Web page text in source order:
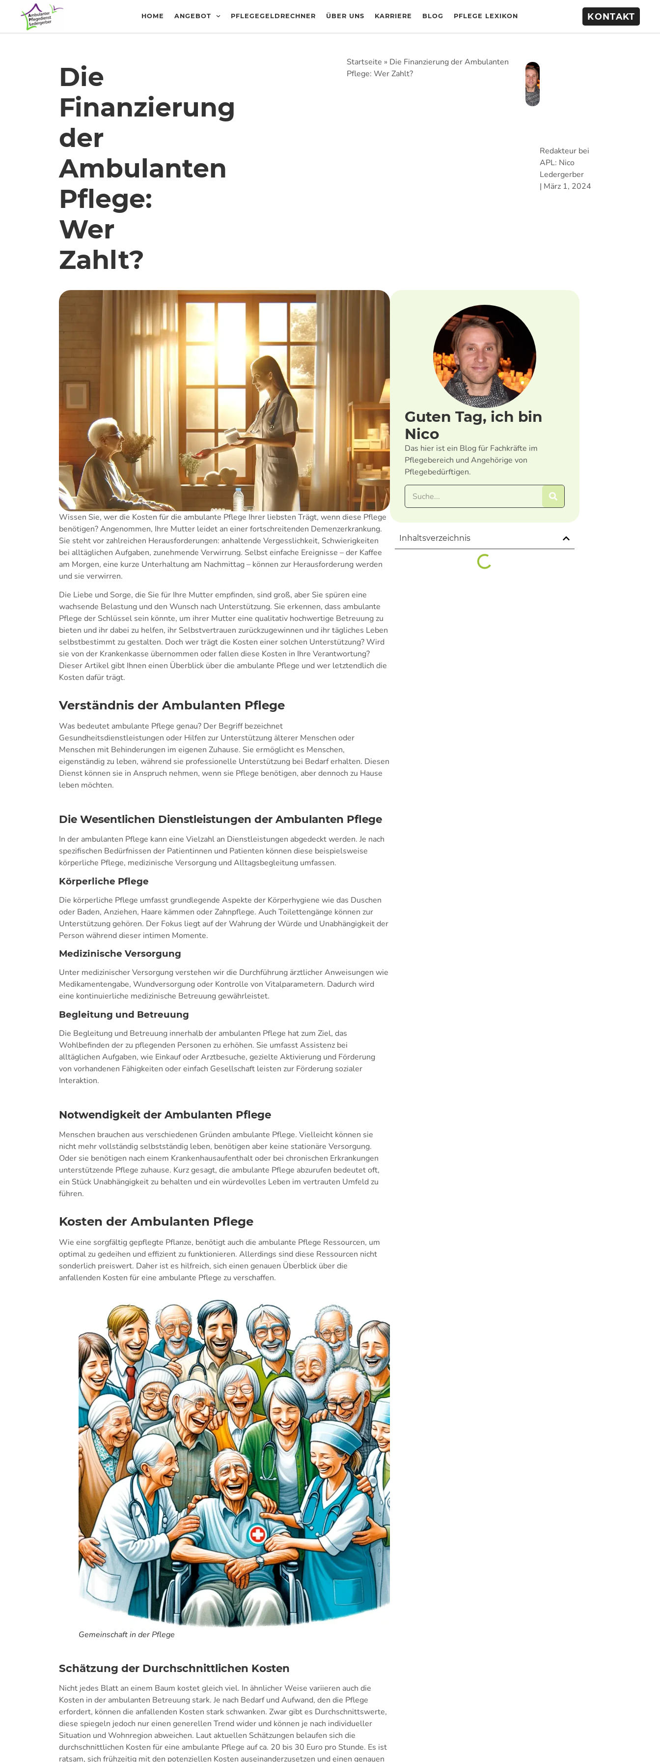
HOME ANGEBOT PFLEGEGELDRECHNER ÜBER UNS KARRIERE BLOG PFLEGE LEXIKON KONTAKT
Die
Finanzierung
der
Ambulanten
Pflege:
Wer
Zahlt?
Startseite » Die Finanzierung der Ambulanten
Pflege: Wer Zahlt?
Redakteur bei
APL: Nico
Ledergerber
| März 1, 2024
Wissen Sie, wer die Kosten für die ambulante Pflege Ihrer liebsten Trägt, wenn diese Pflege
benötigen? Angenommen, Ihre Mutter leidet an einer fortschreitenden Demenzerkrankung.
Sie steht vor zahlreichen Herausforderungen: anhaltende Vergesslichkeit, Schwierigkeiten
bei alltäglichen Aufgaben, zunehmende Verwirrung. Selbst einfache Ereignisse – der Kaffee
am Morgen, eine kurze Unterhaltung am Nachmittag – können zur Herausforderung werden
und sie verwirren.
Die Liebe und Sorge, die Sie für Ihre Mutter empfinden, sind groß, aber Sie spüren eine
wachsende Belastung und den Wunsch nach Unterstützung. Sie erkennen, dass ambulante
Pflege der Schlüssel sein könnte, um ihrer Mutter eine qualitativ hochwertige Betreuung zu
bieten und ihr dabei zu helfen, ihr Selbstvertrauen zurückzugewinnen und ihr tägliches Leben
selbstbestimmt zu gestalten. Doch wer trägt die Kosten einer solchen Unterstützung? Wird
sie von der Krankenkasse übernommen oder fallen diese Kosten in Ihre Verantwortung?
Dieser Artikel gibt Ihnen einen Überblick über die ambulante Pflege und wer letztendlich die
Kosten dafür trägt.
Verständnis der Ambulanten Pflege
Was bedeutet ambulante Pflege genau? Der Begriff bezeichnet
Gesundheitsdienstleistungen oder Hilfen zur Unterstützung älterer Menschen oder
Menschen mit Behinderungen im eigenen Zuhause. Sie ermöglicht es Menschen,
eigenständig zu leben, während sie professionelle Unterstützung bei Bedarf erhalten. Diesen
Dienst können sie in Anspruch nehmen, wenn sie Pflege benötigen, aber dennoch zu Hause
leben möchten.
Die Wesentlichen Dienstleistungen der Ambulanten Pflege
In der ambulanten Pflege kann eine Vielzahl an Dienstleistungen abgedeckt werden. Je nach
spezifischen Bedürfnissen der Patientinnen und Patienten können diese beispielsweise
körperliche Pflege, medizinische Versorgung und Alltagsbegleitung umfassen.
Körperliche Pflege
Die körperliche Pflege umfasst grundlegende Aspekte der Körperhygiene wie das Duschen
oder Baden, Anziehen, Haare kämmen oder Zahnpflege. Auch Toilettengänge können zur
Unterstützung gehören. Der Fokus liegt auf der Wahrung der Würde und Unabhängigkeit der
Person während dieser intimen Momente.
Medizinische Versorgung
Unter medizinischer Versorgung verstehen wir die Durchführung ärztlicher Anweisungen wie
Medikamentengabe, Wundversorgung oder Kontrolle von Vitalparametern. Dadurch wird
eine kontinuierliche medizinische Betreuung gewährleistet.
Begleitung und Betreuung
Die Begleitung und Betreuung innerhalb der ambulanten Pflege hat zum Ziel, das
Wohlbefinden der zu pflegenden Personen zu erhöhen. Sie umfasst Assistenz bei
alltäglichen Aufgaben, wie Einkauf oder Arztbesuche, gezielte Aktivierung und Förderung
von vorhandenen Fähigkeiten oder einfach Gesellschaft leisten zur Förderung sozialer
Interaktion.
Notwendigkeit der Ambulanten Pflege
Menschen brauchen aus verschiedenen Gründen ambulante Pflege. Vielleicht können sie
nicht mehr vollständig selbstständig leben, benötigen aber keine stationäre Versorgung.
Oder sie benötigen nach einem Krankenhausaufenthalt oder bei chronischen Erkrankungen
unterstützende Pflege zuhause. Kurz gesagt, die ambulante Pflege abzurufen bedeutet oft,
ein Stück Unabhängigkeit zu behalten und ein würdevolles Leben im vertrauten Umfeld zu
führen.
Kosten der Ambulanten Pflege
Wie eine sorgfältig gepflegte Pflanze, benötigt auch die ambulante Pflege Ressourcen, um
optimal zu gedeihen und effizient zu funktionieren. Allerdings sind diese Ressourcen nicht
sonderlich preiswert. Daher ist es hilfreich, sich einen genauen Überblick über die
anfallenden Kosten für eine ambulante Pflege zu verschaffen.
Gemeinschaft in der Pflege
Schätzung der Durchschnittlichen Kosten
Nicht jedes Blatt an einem Baum kostet gleich viel. In ähnlicher Weise variieren auch die
Kosten in der ambulanten Betreuung stark. Je nach Bedarf und Aufwand, den die Pflege
erfordert, können die anfallenden Kosten stark schwanken. Zwar gibt es Durchschnittswerte,
diese spiegeln jedoch nur einen generellen Trend wider und können je nach individueller
Situation und Wohnregion abweichen. Laut aktuellen Schätzungen belaufen sich die
durchschnittlichen Kosten für eine ambulante Pflege auf ca. 20 bis 30 Euro pro Stunde. Es ist
ratsam, sich frühzeitig mit den potenziellen Kosten auseinanderzusetzen und einen genauen
Guten Tag, ich bin
Nico
Das hier ist ein Blog für Fachkräfte im
Pflegebereich und Angehörige von
Pflegebedürftigen.
Inhaltsverzeichnis